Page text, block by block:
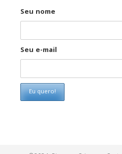
Seu nome
Seu e-mail